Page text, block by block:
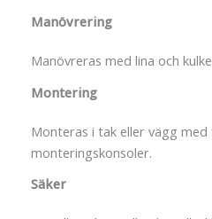
Manövrering
Manövreras med lina och
Montering
Monteras i tak eller vägg med
monteringskonsoler.
Säker